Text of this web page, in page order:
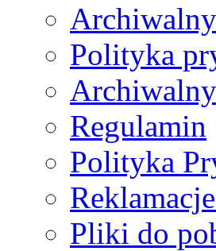
Polityka
Regulamin
Polityka
Pliki do